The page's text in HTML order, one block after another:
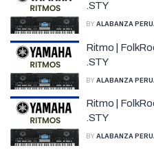
.STY
BY ALABANZA
Ritmo |
.STY
BY ALABANZA
Ritmo |
.STY
BY ALABANZA